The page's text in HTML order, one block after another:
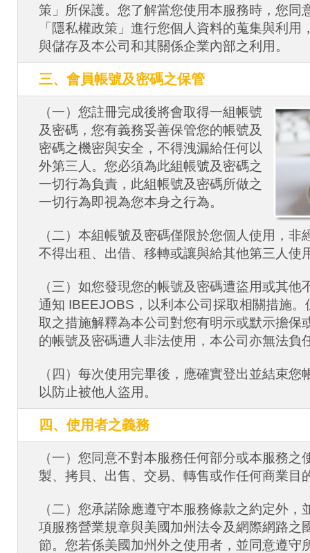
策」所保護。您了解當您使用本服務時，您同
「隱私權政策」進行您個人資料的蒐集與利用
與儲存及本公司和其關係企業內部之利用。
三、會員帳號及密碼之保管
（一）您註冊完成後將會取得一組帳號
及密碼，您有義務妥善保管您的帳號及
密碼之機密與安全，不得洩漏給任何以
外第三人。您必須為此組帳號及密碼之
一切行為負責，此組帳號及密碼所做之
一切行為即視為您本身之行為。
（二）本組帳號及密碼僅限於您個人使用，非
不得出租、出借、移轉或讓與給其他第三人使
（三）如您發現您的帳號及密碼遭盜用或其他
通知 IBEEJOBS，以利本公司採取相關措施。
取之措施解釋為本公司對您有明示或默示擔保
的帳號及密碼遭人非法使用，本公司亦無法負
（四）每次使用完畢後，應確實登出並結束您
以防止被他人盜用。
四、使用者之義務
（一）您同意不對本服務任何部分或本服務之
製、拷貝、出售、交易、轉售或作任何商業目
（二）您承諾除應遵守本服務條款之約定外，
項服務營業規章與美國加州法令及網際網路之
節。您若係美國加州外之使用者，並同意遵守